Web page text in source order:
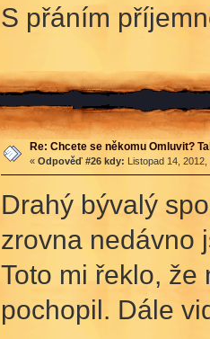
S přáním
Re: Chcete se někomu Omluvit?
« Odpověď #26 kdy: Listopad 14,
Drahý bývalý
zrovna nedávno
Toto mi řeklo,
pochopil. Dále